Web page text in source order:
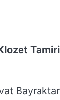
Tamiri
Bayraktar